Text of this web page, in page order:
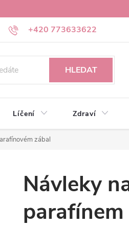
+420 773633622
Obchodní podmínky Osobní
HLEDAT
Líčení Zdraví
zábal
Návleky